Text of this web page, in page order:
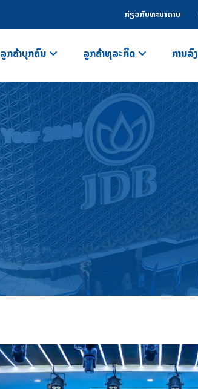
ກ່ຽວກັບທະນາຄານ
ລູກຄ້າບຸກຄົນ ລູກຄ້າທຸລະກິດ ການລົ